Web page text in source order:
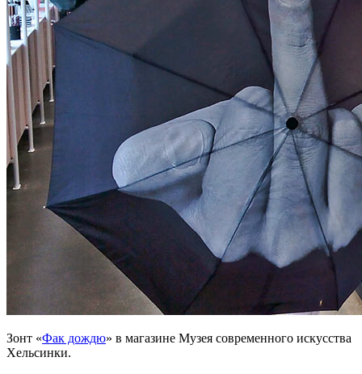
Зонт «Фак дождю» в магазине Музея современного искусства
Хельсинки.